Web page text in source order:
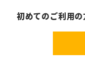
初めてのご利用の